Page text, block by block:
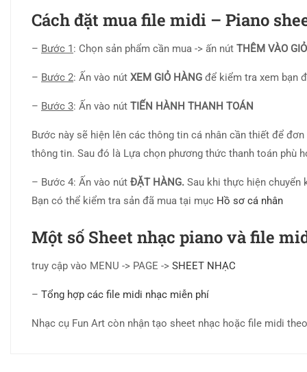
Cách đặt mua file midi – Piano
– Bước 1: Chọn sản phẩm cần mua -> ấn nút THÊM VÀO
– Bước 2: Ấn vào nút XEM GIỎ HÀNG để kiểm tra xem bạn
– Bước 3: Ấn vào nút TIẾN HÀNH THANH TOÁN
Bước này sẽ hiện lên các thông tin cá nhân cần thiết để
thông tin. Sau đó là Lựa chọn phương thức thanh toán phù
– Bước 4: Ấn vào nút ĐẶT HÀNG. Sau khi thực hiện chuyển
Bạn có thể kiểm tra sản đã mua tại mục Hồ sơ cá nhân
Một số Sheet nhạc piano và file
truy cập vào MENU -> PAGE -> SHEET NHẠC
– Tổng hợp các file midi nhạc miễn phí
Nhạc cụ Fun Art còn nhận tạo sheet nhạc hoặc file midi